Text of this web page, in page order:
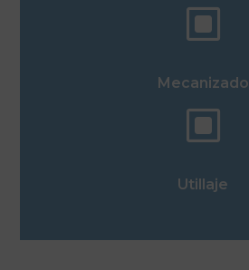
W
Mecanizado
W
Utillaje